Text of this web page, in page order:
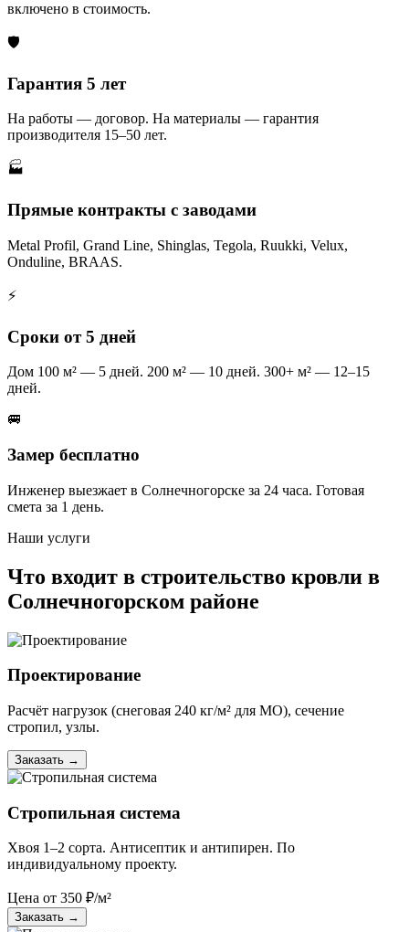
включено в стоимость.
🛡️
Гарантия 5 лет
На работы — договор. На материалы — гарантия
производителя 15–50 лет.
🏭
Прямые контракты с заводами
Metal Profil, Grand Line, Shinglas, Tegola, Ruukki, Velux,
Onduline, BRAAS.
⚡
Сроки от 5 дней
Дом 100 м² — 5 дней. 200 м² — 10 дней. 300+ м² — 12–15
дней.
🚐
Замер бесплатно
Инженер выезжает в Солнечногорске за 24 часа. Готовая
смета за 1 день.
Наши услуги
Что входит в строительство кровли в
Солнечногорском районе
Проектирование
Расчёт нагрузок (снеговая 240 кг/м² для МО), сечение
стропил, узлы.
Заказать →
Стропильная система
Хвоя 1–2 сорта. Антисептик и антипирен. По
индивидуальному проекту.
Цена от 350 ₽/м²
Заказать →